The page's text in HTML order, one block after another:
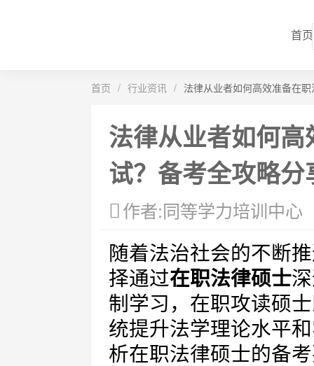
首页
首页 / 行业资讯 / 法律从业者如何高效准备在
法律从业者如何
试？备考全攻略分
作者:同等学力培训中心
随着法治社会的不断
择通过在职法律硕士
制学习，在职攻读硕
统提升法学理论水平
析在职法律硕士的备